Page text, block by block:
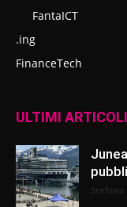
FantaICT
.ing
FinanceTech
ULTIMI ARTICOLI